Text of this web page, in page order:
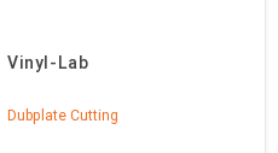
Vinyl-Lab
Dubplate Cutting